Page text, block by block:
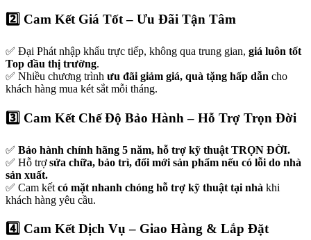
2️⃣ Cam Kết Giá Tốt – Ưu Đãi Tận Tâm
✅ Đại Phát nhập khẩu trực tiếp, không qua trung gian, giá luôn tốt
Top đầu thị trường.
✅ Nhiều chương trình ưu đãi giảm giá, quà tặng hấp dẫn cho
khách hàng mua két sắt mỗi tháng.
3️⃣ Cam Kết Chế Độ Bảo Hành – Hỗ Trợ Trọn Đời
✅ Bảo hành chính hãng 5 năm, hỗ trợ kỹ thuật TRỌN ĐỜI.
✅ Hỗ trợsửa chữa, bảo trì, đổi mới sản phẩm nếu có lỗi do nhà
sản xuất.
✅ Cam kết có mặt nhanh chóng hỗ trợ kỹ thuật tại nhà khi
khách hàng yêu cầu.
4️⃣ Cam Kết Dịch Vụ – Giao Hàng & Lắp Đặt